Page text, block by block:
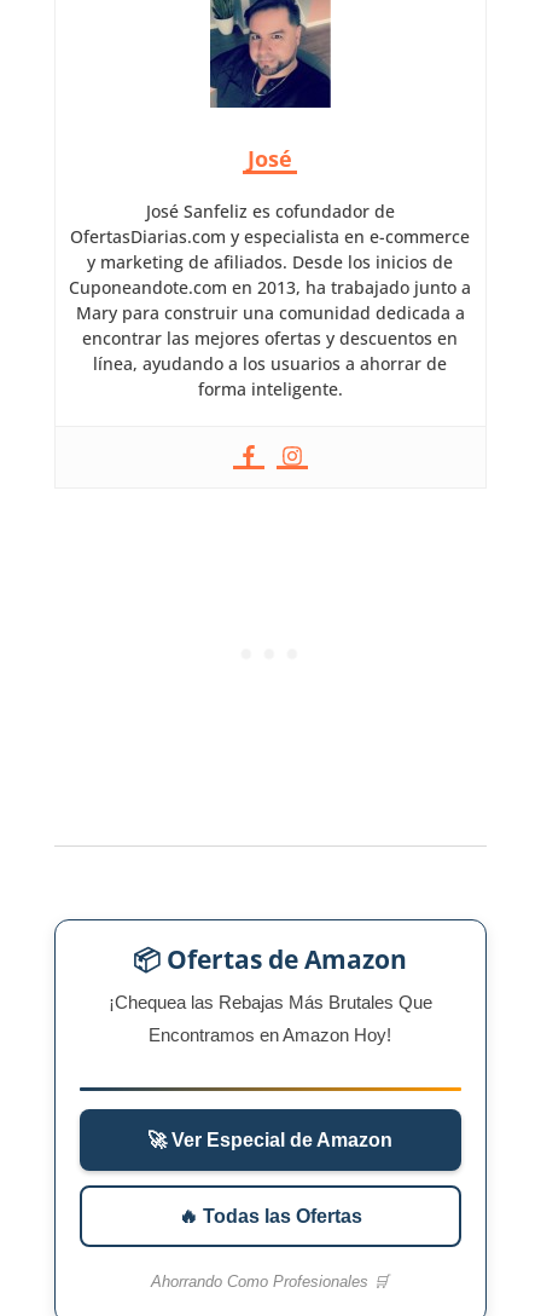
José
José Sanfeliz es cofundador de
OfertasDiarias.com y especialista en e-commerce
y marketing de afiliados. Desde los inicios de
Cuponeandote.com en 2013, ha trabajado junto a
Mary para construir una comunidad dedicada a
encontrar las mejores ofertas y descuentos en
línea, ayudando a los usuarios a ahorrar de
forma inteligente.
📦 Ofertas de Amazon
¡Chequea las Rebajas Más Brutales Que
Encontramos en Amazon Hoy!
🚀 Ver Especial de Amazon
🔥 Todas las Ofertas
Ahorrando Como Profesionales 🛒